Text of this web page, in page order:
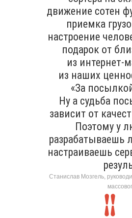
движение сотен
приемка
настроение
подарок от
из интернет-
из наших
«За
Ну а судьба
зависит от
Поэтому у
разрабатываешь
настраиваешь
Станислав Мозгель,